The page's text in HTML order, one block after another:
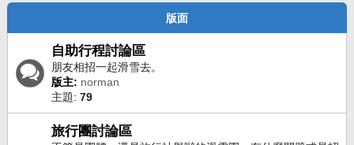
版面
自助行程討論區
朋友相招一起滑雪去。
版主: norman
主題: 79
旅行團討論區